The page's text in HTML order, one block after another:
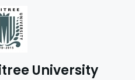
University